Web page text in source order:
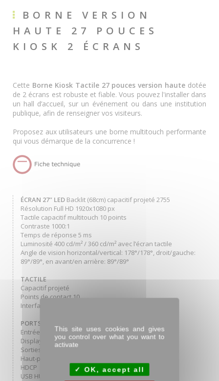
BORNE VERSION
HAUTE 27 POUCES
KIOSK 2 ÉCRANS
Cette Borne Kiosk Tactile 27 pouces version haute dotée
de 2 écrans est robuste et fiable. Vous pouvez l'installer dans
un hall d’accueil, sur un événement ou dans une institution
publique, afin de renseigner vos visiteurs.
Proposez aux utilisateurs une borne multitouch performante
qui vous démarque de la concurrence !
ÉCRAN 27’’ LED Backlit (68cm) capacitif projeté 2755
Résolution Full HD 1920x1080 px
Tactile capacitif multitouch 10 points
Contraste 1000:1
Temps de réponse 5 ms
Luminosité 400 cd/m² / 360 cd/m² avec l’écran tactile
Angle de vision horizontal/vertical: 178°/178°, droit/gauche:
89°/89°, en avant/en arrière: 89°/89°
TACTILE
Capacitif projeté
Points de contact 10
Interface tactile USB
PORTS ET CONNECTEURS
Entrée signal digital HDMI x1
DisplayPort x1
Sorties Audio Mini jack x1
Haut-parleurs 2 x 1W
HDCP
USB HUB x2 (v.3.2 (Gen 1, 5Gbit))
This site uses cookies and gives
you control over what you want to
activate
OK, accept all